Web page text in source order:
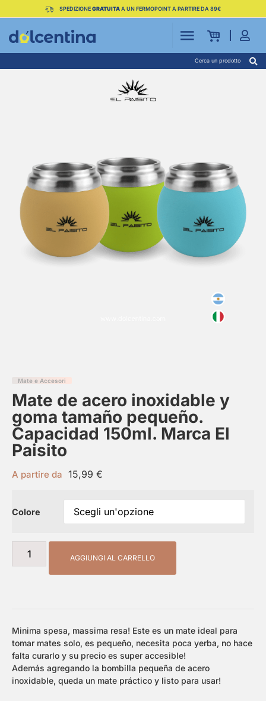
SPEDIZIONEGRATUITAA UN FERMOPOINT A PARTIRE DA 89€
Cerca un prodotto
Mate e Accesori
Mate de acero inoxidable y
goma tamaño pequeño.
Capacidad 150ml. Marca El
Paisito
A partire da 15,99 €
Colore
AGGIUNGI AL CARRELLO
Minima spesa, massima resa! Este es un mate ideal para
tomar mates solo, es pequeño, necesita poca yerba, no hace
falta curarlo y su precio es super accesible!
Además agregando la bombilla pequeña de acero
inoxidable, queda un mate práctico y listo para usar!